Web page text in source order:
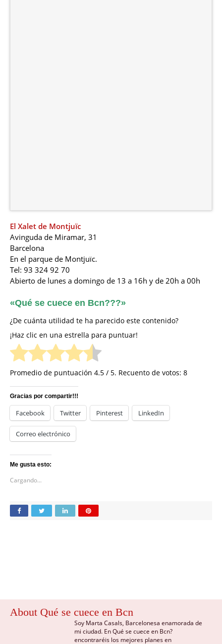
El Xalet de Montjuïc
Avinguda de Miramar, 31
Barcelona
En el parque de Montjuïc.
Tel: 93 324 92 70
Abierto de lunes a domingo de 13 a 16h y de 20h a 00h
«Qué se cuece en Bcn???»
¿De cuánta utilidad te ha parecido este contenido?
¡Haz clic en una estrella para puntuar!
Promedio de puntuación 4.5 / 5. Recuento de votos: 8
Gracias por compartir!!!
Facebook Twitter Pinterest LinkedIn
Correo electrónico
Me gusta esto:
Cargando...
About Qué se cuece en Bcn
Soy Marta Casals, Barcelonesa enamorada de
mi ciudad. En Qué se cuece en Bcn?
encontraréis los mejores planes en